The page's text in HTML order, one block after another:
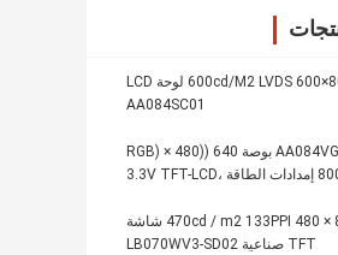
8.4" 800×600 600cd/M2 LVDS لوحة LCD
AA084SC01
AA084VG01 8.4 بوصة 640 ((RGB) × 480
800 cd/m2 إمدادات الطاقة 3.3V TFT-LCD،
7.0 "800 × 480 470cd / m2 133PPI شاشة
TFT صناعية LB070WV3-SD02